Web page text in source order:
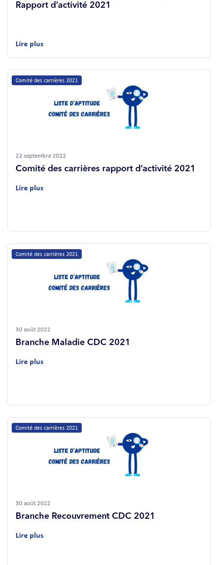
Rapport d’activité 2021
Lire plus
Comité des carrières 2021
22 septembre 2022
Comité des carrières rapport d’activité 2021
Lire plus
Comité des carrières 2021
30 août 2022
Branche Maladie CDC 2021
Lire plus
Comité des carrières 2021
30 août 2022
Branche Recouvrement CDC 2021
Lire plus